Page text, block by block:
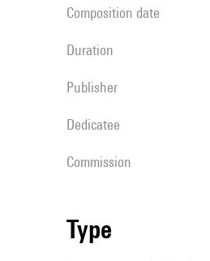
composition date
duration
publisher
Dedicatee
Commission
type